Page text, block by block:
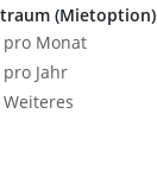
(Mietoption)
pro Monat
pro Jahr
Weiteres